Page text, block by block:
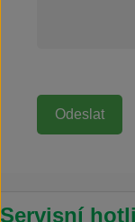
Servisní